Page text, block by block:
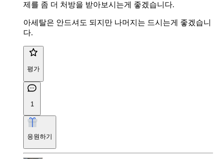
제를 좀 더 처방을 받아보시는게 좋겠습니다.
아세탈은 안드셔도 되지만 나머지는 드시는게 좋겠습니
다.
평가
1
응원하기